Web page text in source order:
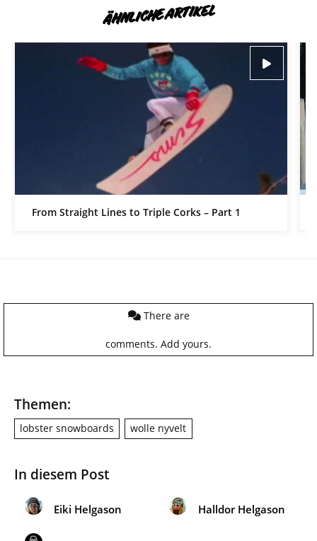
ÄHNLICHE ARTIKEL
From Straight Lines to Triple Corks – Part 1
There are
comments. Add yours.
Themen:
lobster snowboards wolle nyvelt
In diesem Post
Eiki Helgason Halldor Helgason